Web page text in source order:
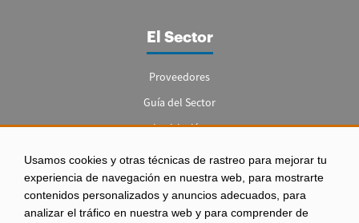
Usamos cookies y otras técnicas de rastreo para mejorar tu
experiencia de navegación en nuestra web, para mostrarte
contenidos personalizados y anuncios adecuados, para
analizar el tráfico en nuestra web y para comprender de
El Sector
Proveedores
Guía del Sector
Legislación
Empleo